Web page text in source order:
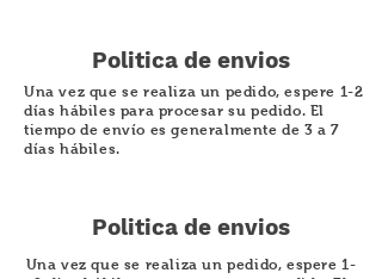
Politica de envios
Una vez que se realiza un pedido, espere 1-2
días hábiles para procesar su pedido. El
tiempo de envío es generalmente de 3 a 7
días hábiles.
Politica de envios
Una vez que se realiza un pedido, espere 1-